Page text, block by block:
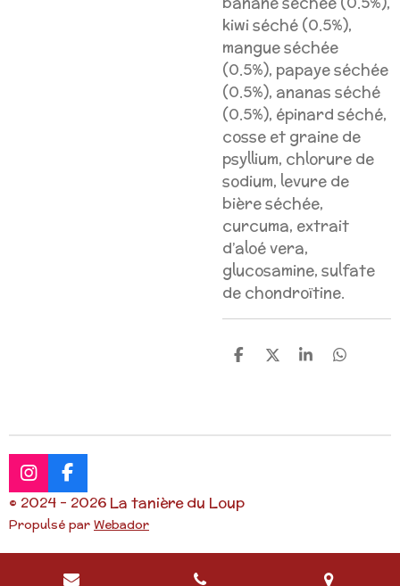
kiwi séché (0.5%),
mangue séchée
(0.5%), papaye séchée
(0.5%), ananas séché
(0.5%), épinard séché,
cosse et graine de
psyllium, chlorure de
sodium, levure de
bière séchée,
curcuma, extrait
d’aloé vera,
glucosamine, sulfate
de chondroïtine.
P
g
P
g
P
g
P
g
I
n
t
a
F
a
e
b
o
© 2024 - 2026 La tanière du Loup
Propulsé par Webador